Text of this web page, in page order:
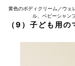
黄色のボディクリーム／ウェ
ル、ベビーシャン
（9）子ども用の